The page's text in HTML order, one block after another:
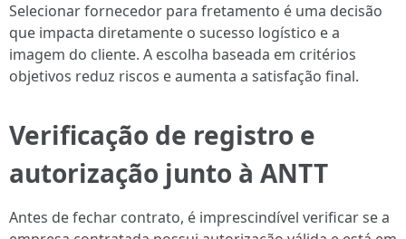
Selecionar fornecedor para fretamento é uma decisão
que impacta diretamente o sucesso logístico e a
imagem do cliente. A escolha baseada em critérios
objetivos reduz riscos e aumenta a satisfação final.
Verificação de registro e
autorização junto à ANTT
Antes de fechar contrato, é imprescindível verificar se a